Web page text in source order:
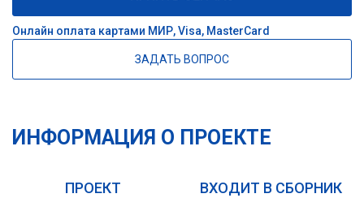
Онлайн оплата картами МИР, Visa, MasterCard
ЗАДАТЬ ВОПРОС
ИНФОРМАЦИЯ О ПРОЕКТЕ
ПРОЕКТ
ВХОДИТ В СБОРНИК